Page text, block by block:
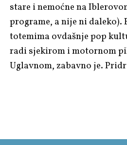
stare i nemoćne na
programe, a nije ni daleko).
totemima ovdašnje pop
radi sjekirom i motornom
Uglavnom, zabavno je.